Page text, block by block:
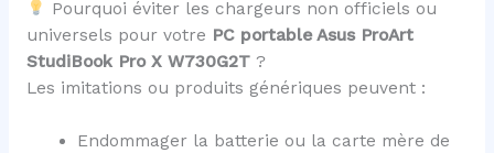
Pourquoi éviter les chargeurs non officiels ou
universels pour votre PC portable Asus ProArt
StudiBook Pro X W730G2T?
Les imitations ou produits génériques peuvent :
Endommager la batterie ou la carte mère de